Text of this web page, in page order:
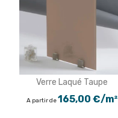
Verre Laqué Taupe
A partir de165,00 €/m²